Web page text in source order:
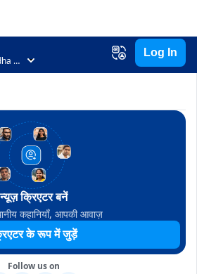
Noida, Gautam Buddha Nagar, Uttar Pradesh
Log In
न्यूज़ क्रिएटर बनें
कहानियाँ, आपकी आवाज़
के रूप में जुड़ें
Follow us on